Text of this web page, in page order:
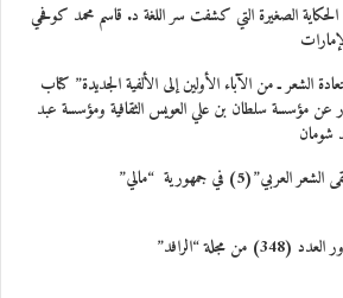
الحكاية الصغيرة التي كشفت سر اللغة د. قاسم محمد كوفحي
الشعر ـ من الآباء الأولين إلى الألفية الجديدة” كتاب
مؤسسة سلطان بن علي العويس الثقافية ومؤسسة عبد
شومان
العربي”(5) في جمهورية “مالي”
(348) من مجلة “الرافد”